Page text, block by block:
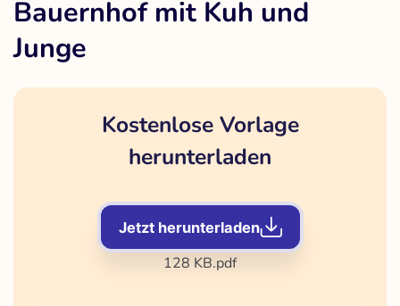
Bauernhof mit Kuh und
Junge
Kostenlose Vorlage
herunterladen
Jetzt herunterladen
128 KB.pdf